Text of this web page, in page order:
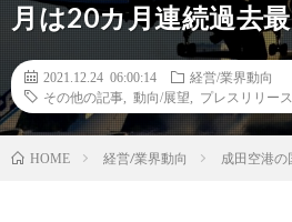
月は20カ月連続過去
2021.12.24 06:00:14
経営/業界動向
その他の記事
動向/展望 プレスリリー
HOME 経営/業界動向 成田空港